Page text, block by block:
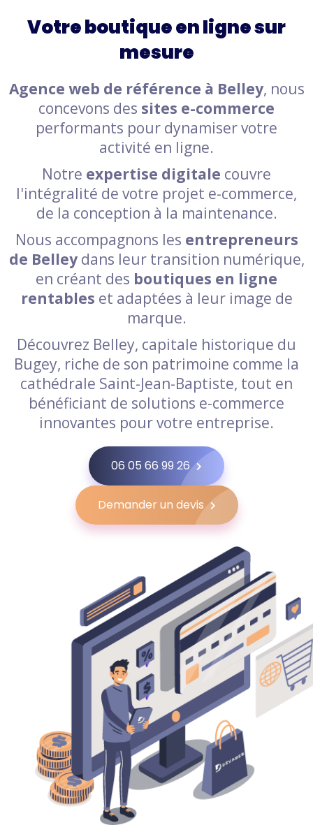
Votre boutique en ligne sur
mesure
Agence web de référence à Belley, nous
concevons des sites e-commerce
performants pour dynamiser votre
activité en ligne.
Notre expertise digitale couvre
l'intégralité de votre projet e-commerce,
de la conception à la maintenance.
Nous accompagnons les entrepreneurs
de Belleydans leur transition numérique,
en créant des boutiques en ligne
rentables et adaptées à leur image de
marque.
Découvrez Belley, capitale historique du
Bugey, riche de son patrimoine comme la
cathédrale Saint-Jean-Baptiste, tout en
bénéficiant de solutions e-commerce
innovantes pour votre entreprise.
06 05 66 99 26
Demander un devis